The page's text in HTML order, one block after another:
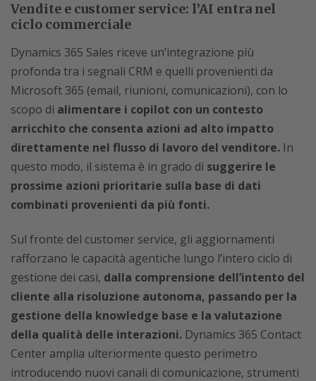
Vendite e customer service: l’AI entra nel
ciclo commerciale
Dynamics 365 Sales riceve un’integrazione più
profonda tra i segnali CRM e quelli provenienti da
Microsoft 365 (email, riunioni, comunicazioni), con lo
scopo di alimentare i copilot con un contesto
arricchito che consenta azioni ad alto impatto
direttamente nel flusso di lavoro del venditore. In
questo modo, il sistema è in grado di suggerire le
prossime azioni prioritarie sulla base di dati
combinati provenienti da più fonti.
Sul fronte del customer service, gli aggiornamenti
rafforzano le capacità agentiche lungo l’intero ciclo di
gestione dei casi, dalla comprensione dell’intento del
cliente alla risoluzione autonoma, passando per la
gestione della knowledge base e la valutazione
della qualità delle interazioni. Dynamics 365 Contact
Center amplia ulteriormente questo perimetro
introducendo nuovi canali di comunicazione, strumenti